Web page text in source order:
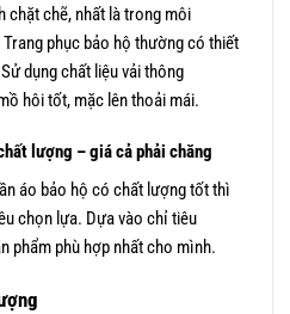
chặt chẽ, nhất là trong môi
phục bảo hộ thường có thiết
dụng chất liệu vải thông
hôi tốt, mặc lên thoải mái.
lượng – giá cả phải chăng
áo bảo hộ có chất lượng tốt thì
chọn lựa. Dựa vào chỉ tiêu
phẩm phù hợp nhất cho mình.